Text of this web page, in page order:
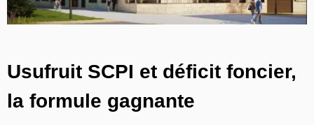
Usufruit SCPI et déficit foncier,
la formule gagnante